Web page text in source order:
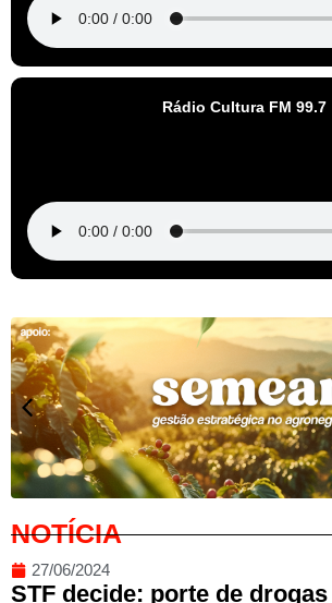
Rádio Cultura FM 99.7
NOTÍCIA
27/06/2024
STF decide: porte de